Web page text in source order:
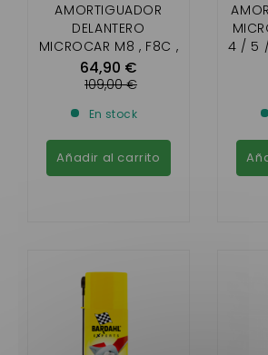
AMORTIGUADOR
DELANTERO
MICROCAR M8 , F8C ,
LIGIER JSRC , DUÉ
FIRST
64,90 €
109,00 €
En stock
Añadir al carrito
4 / 5 /